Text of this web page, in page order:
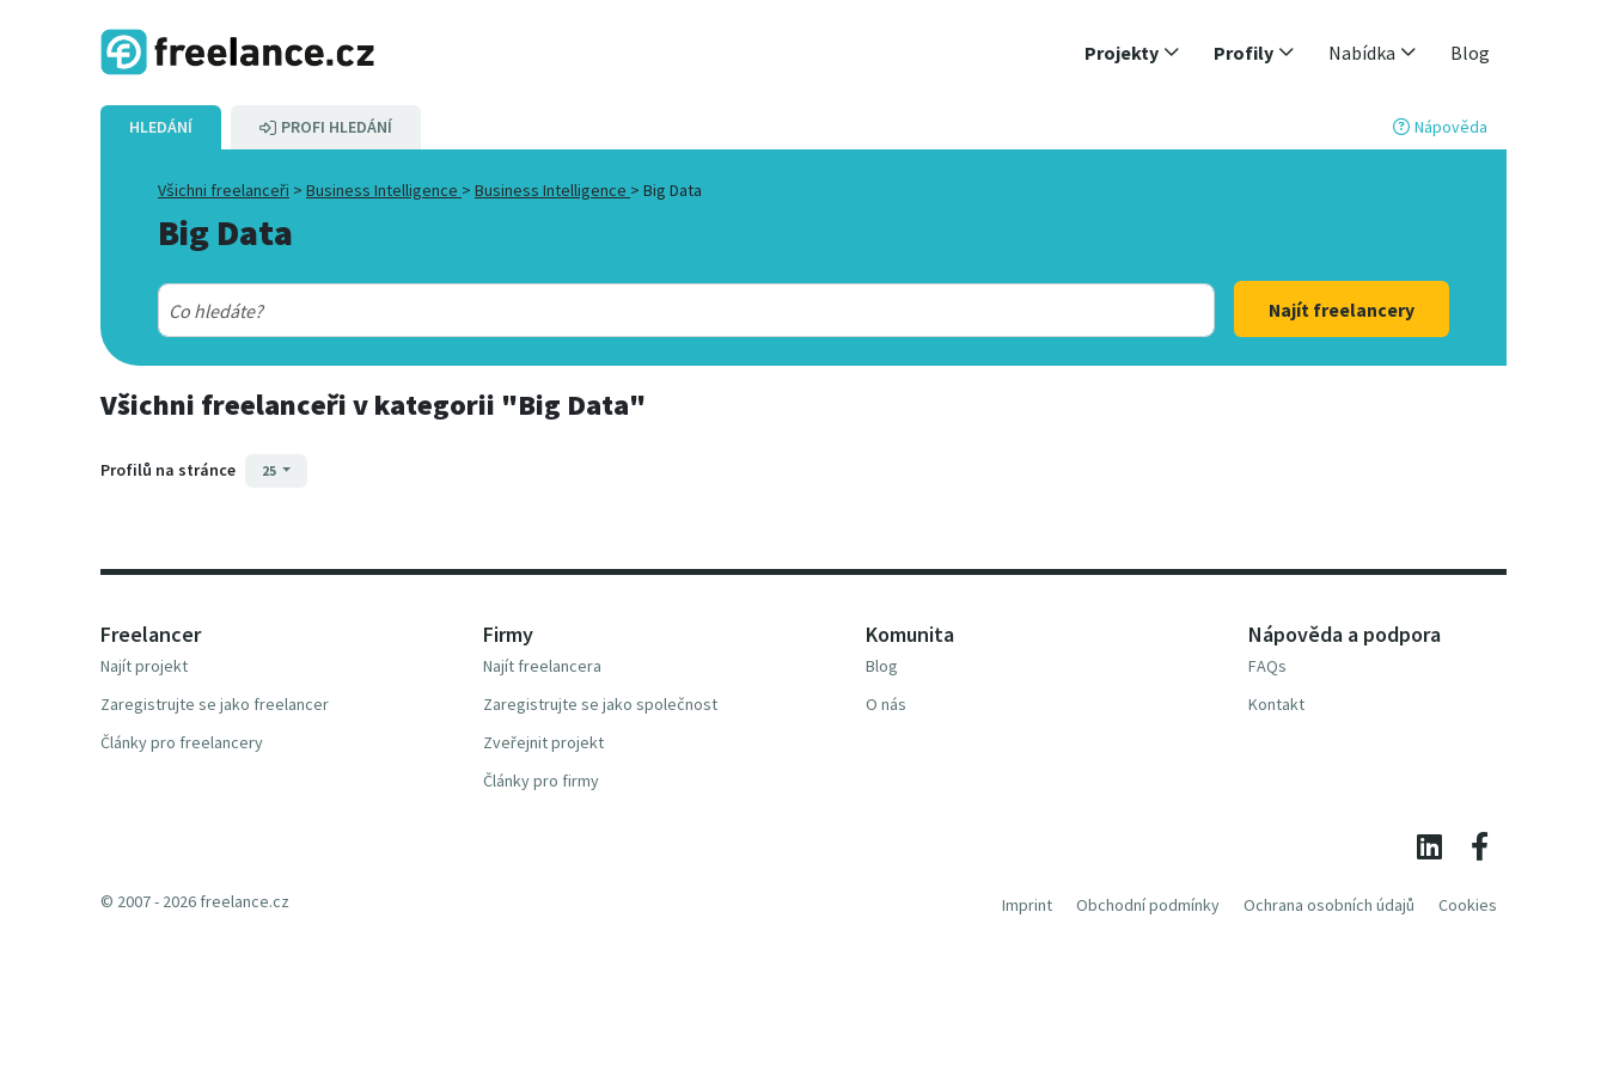
Projekty Profily Nabídka Blog
HLEDÁNÍ PROFI HLEDÁNÍ Nápověda
Všichni freelanceři > Business Intelligence > Business Intelligence > Big Data
Big Data
Najít freelancery
Všichni freelanceřiv kategorii "Big Data"
Profilů na stránce 25
Freelancer
Najít projekt
Zaregistrujte se jako freelancer
Články pro freelancery
Firmy
Najít freelancera
Zaregistrujte se jako společnost
Zveřejnit projekt
Články pro firmy
Komunita
Blog
O nás
Nápověda a podpora
FAQs
Kontakt
Imprint Obchodní podmínky Ochrana osobních údajů Cookies
© 2007 - 2026 freelance.cz